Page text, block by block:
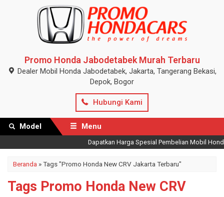
Promo Honda Jabodetabek Murah Terbaru
Dealer Mobil Honda Jabodetabek, Jakarta, Tangerang Bekasi,
Depok, Bogor
Hubungi Kami
Model Menu
Dapatkan Harga Spesial Pembelian Mobil
Beranda »Tags "Promo Honda New CRV Jakarta Terbaru"
Tags Promo Honda New CRV